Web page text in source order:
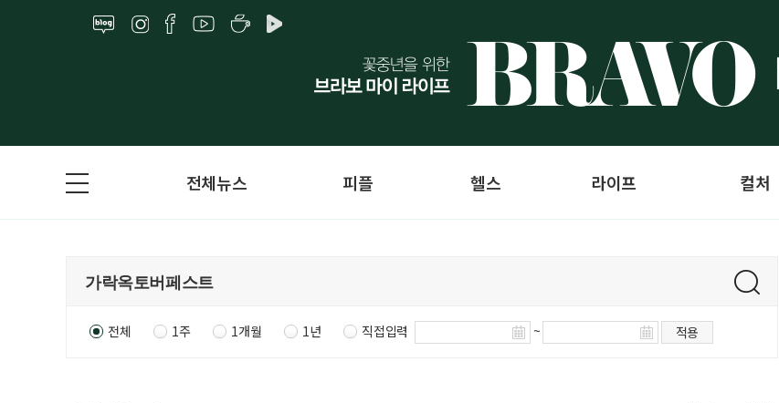
전체뉴스 피플 헬스 라이프 컬처
전체 1주 1개월 1년 직접입력 ~ 적용